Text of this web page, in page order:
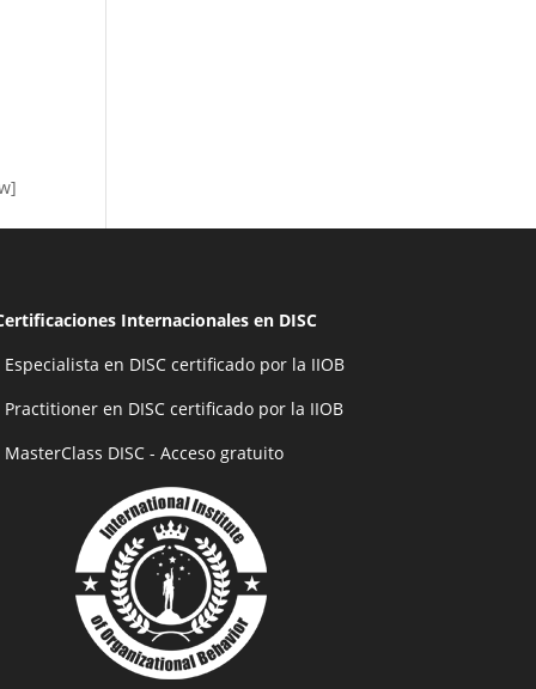
Internacionales en DISC
Especialista en DISC certificado por la IIOB
Practitioner en DISC certificado por la IIOB
MasterClass DISC - Acceso gratuito